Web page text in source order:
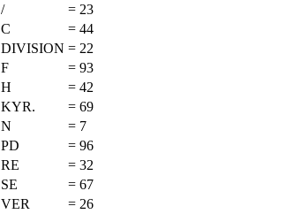
/ = 23
C = 44
DIVISION = 22
F = 93
H = 42
KYR. = 69
N = 7
PD = 96
RE = 32
SE = 67
VER = 26